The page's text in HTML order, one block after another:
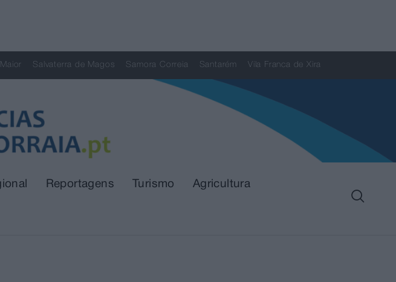
Salvaterra de Magos Samora Correia Santarém Vila Franca de Xira
Reportagens Turismo Agricultura